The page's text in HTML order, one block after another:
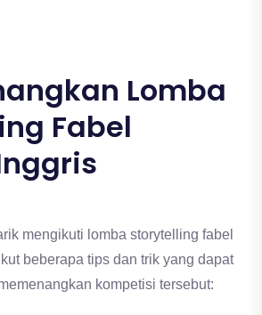
Lomba
Fabel
mengikuti lomba storytelling fabel
beberapa tips dan trik yang dapat
kompetisi tersebut: